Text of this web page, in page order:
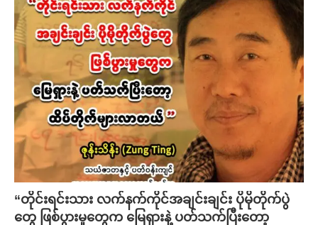
“တိုင်းရင်းသား လက်နက်ကိုင်အချင်းချင်း ပိုမိုတိုက်ပွဲ
တွေ ဖြစ်ပွားမှုတွေက မြေရှားနဲ့ ပတ်သက်ပြီးတော့